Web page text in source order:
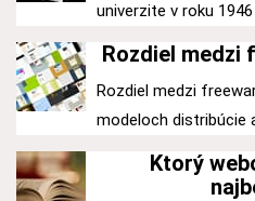
univerzite v roku
Rozdiel medzi
Rozdiel medzi
modeloch distribúcie
Ktorý